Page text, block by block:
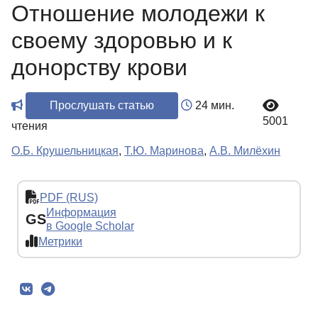
Отношение молодежи к
своему здоровью и к
донорству крови
Прослушать статью
24 мин.
чтения
5001
О.Б. Крушельницкая, Т.Ю. Маринова, А.В. Милёхин
PDF (RUS)
GSИнформация
в Google Scholar
Метрики